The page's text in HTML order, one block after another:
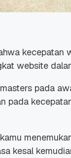
website
pada
pada
kesal